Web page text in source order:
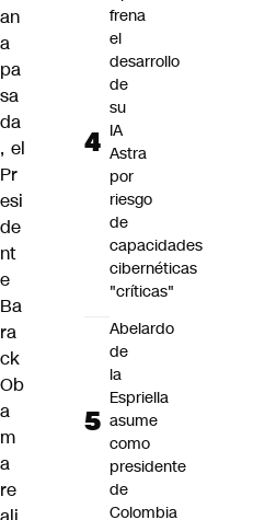
an
a
pa
sa
da
, el
Pr
esi
de
nt
e
Ba
ra
ck
Ob
a
m
a
re
frena
el
desarrollo
de
su
IA
Astra
por
riesgo
de
capacidades
cibernéticas
"críticas"
Abelardo
de
la
Espriella
asume
como
presidente
de
Colombia